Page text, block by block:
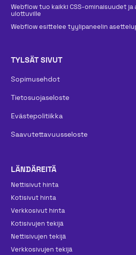
Webflow tuo kaikki CSS-ominaisuudet
ulottuville
Webflow esittelee tyylipaneelin
TYLSÄT SIVUT
Sopimusehdot
Tietosuojaseloste
Evästepolitiikka
Saavutettavuusseloste
LÄNDÄREITÄ
Nettisivut hinta
Kotisivut hinta
Verkkosivut hinta
Kotisivujen tekijä
Nettisivujen tekijä
Verkkosivujen tekijä